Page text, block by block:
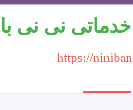
نی نی بان
https://